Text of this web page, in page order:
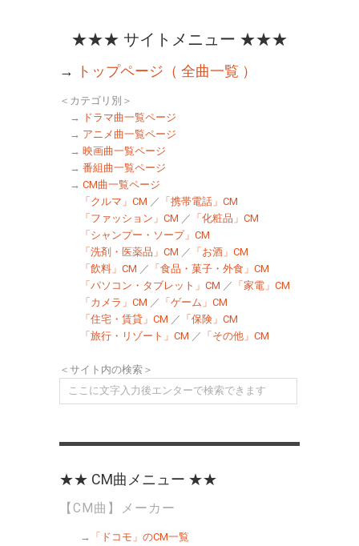
★★★ サイトメニュー ★★★
→ トップページ（ 全曲一覧 ）
＜カテゴリ別＞
→
ドラマ曲一覧ページ
→ アニメ曲一覧ページ
→ 映画曲一覧ページ
→ 番組曲一覧ページ
→ CM曲一覧ページ
「クルマ」CM ／ 「携帯電話」CM
「ファッション」CM ／ 「化粧品」CM
「シャンプー・ソープ」CM
「洗剤・医薬品」CM ／ 「お酒」CM
「飲料」CM ／ 「食品・菓子・外食」CM
「パソコン・タブレット」CM ／ 「家電」CM
「カメラ」CM ／ 「ゲーム」CM
「住宅・賃貸」CM ／ 「保険」CM
「旅行・リゾート」CM ／ 「その他」CM
＜サイト内の検索＞
★★ CM曲メニュー ★★
【CM曲】メーカー
→
「ドコモ」のCM一覧